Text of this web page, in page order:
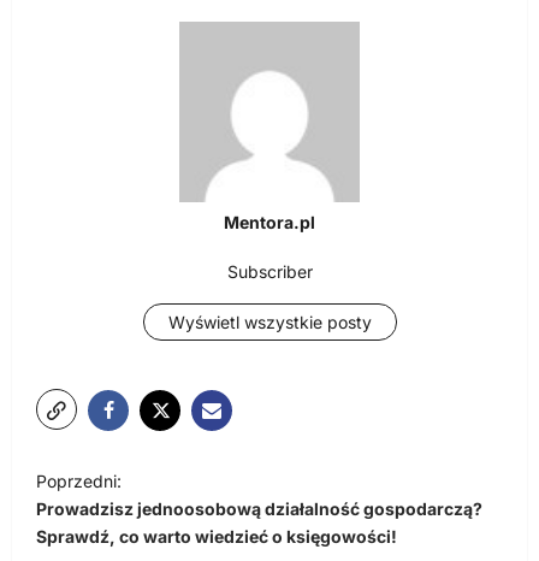
Mentora.pl
Subscriber
Wyświetl wszystkie posty
a
w
Poprzedni:
Prowadzisz jednoosobową działalność gospodarczą?
Sprawdź, co warto wiedzieć o księgowości!